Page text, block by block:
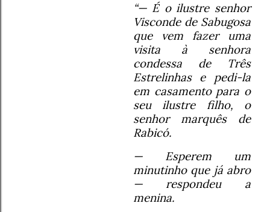
“— É o ilustre senhor
Visconde de Sabugosa
que vem fazer uma
visita à senhora
condessa de Três
Estrelinhas e pedi-la
em casamento para o
seu ilustre filho, o
senhor marquês de
Rabicó.
— Esperem um
minutinho que já abro
— respondeu a
menina.